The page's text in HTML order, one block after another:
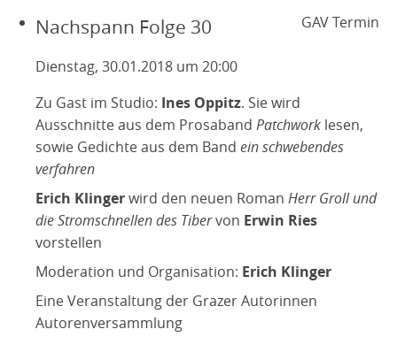
Nachspann Folge 30 GAV Termin
Dienstag, 30.01.2018 um 20:00
Zu Gast im Studio: Ines Oppitz. Sie wird
Ausschnitte aus dem Prosaband Patchwork lesen,
sowie Gedichte aus dem Band ein schwebendes
verfahren
Erich Klingerwird den neuen Roman Herr Groll und
die Stromschnellen des Tibervon Erwin Ries
vorstellen
Moderation und Organisation: Erich Klinger
Eine Veranstaltung der Grazer Autorinnen
Autorenversammlung